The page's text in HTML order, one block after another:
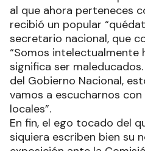
al que ahora perteneces
recibió un popular
secretario nacional, que
“Somos intelectualmente
significa ser
del Gobierno Nacional,
vamos a escucharnos
locales”.
En fin, el ego tocado del
siquiera escriben bien su